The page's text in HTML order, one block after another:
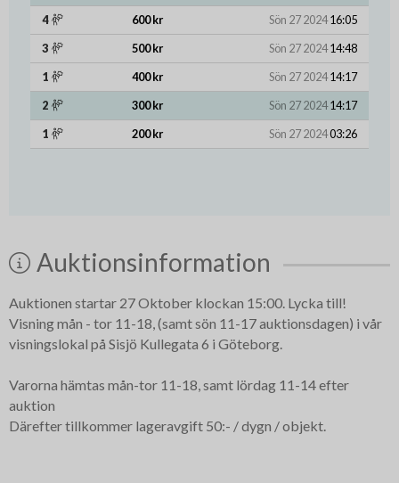
4
600 kr Sön 27 202416:05
3
500 kr Sön 27 202414:48
1
400 kr Sön 27 202414:17
2
300 kr Sön 27 202414:17
1
200 kr Sön 27 202403:26
Auktionsinformation
Auktionen startar 27 Oktober klockan 15:00. Lycka till!
Visning mån - tor 11-18, (samt sön 11-17 auktionsdagen) i vår
visningslokal på Sisjö Kullegata 6 i Göteborg.
Varorna hämtas mån-tor 11-18, samt lördag 11-14 efter
auktion
Därefter tillkommer lageravgift 50:- / dygn / objekt.